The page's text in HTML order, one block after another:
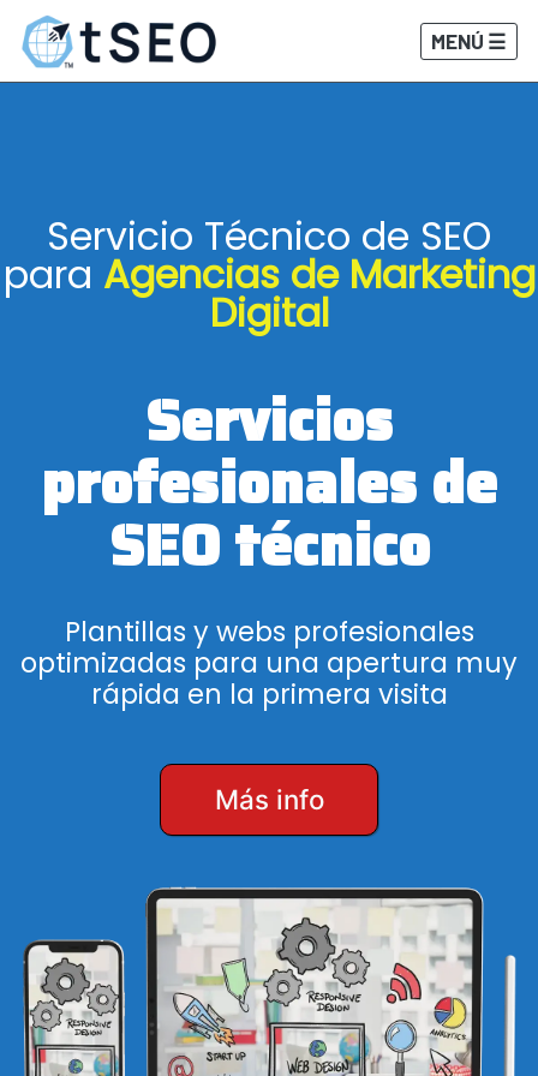
MENÚ ☰
Servicio Técnico de SEO
para Agencias de Marketing
Digital
Servicios
profesionales de
SEO técnico
Plantillas y webs profesionales
optimizadas para una apertura muy
rápida en la primera visita
Más info